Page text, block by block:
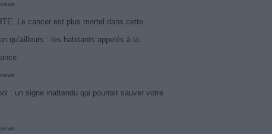
Le cancer est plus mortel dans cette
qu’ailleurs : les habitants appelés à la
: un signe inattendu qui pourrait sauver votre